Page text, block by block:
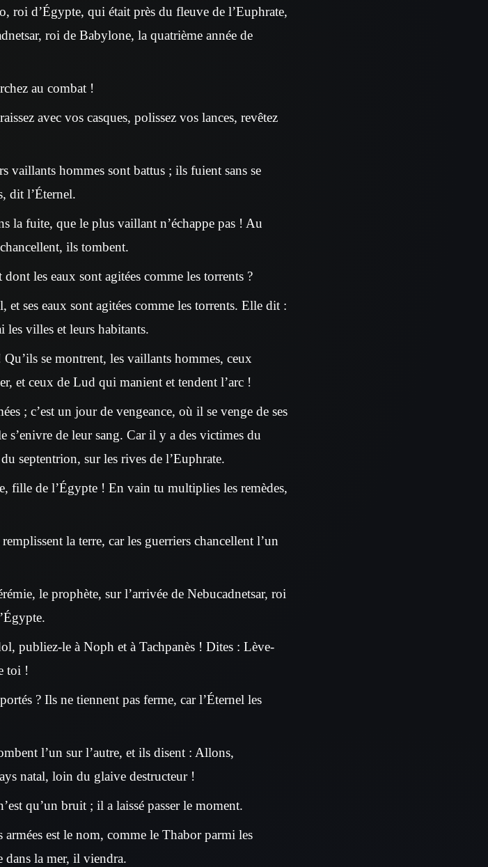
roi d’Égypte, qui était près du fleuve de l’Euphrate,
roi de Babylone, la quatrième année de
au combat !
avec vos casques, polissez vos lances, revêtez
vaillants hommes sont battus ; ils fuient sans se
dit l’Éternel.
la fuite, que le plus vaillant n’échappe pas ! Au
ils tombent.
les eaux sont agitées comme les torrents ?
et ses eaux sont agitées comme les torrents. Elle dit :
les villes et leurs habitants.
se montrent, les vaillants hommes, ceux
et ceux de Lud qui manient et tendent l’arc !
; c’est un jour de vengeance, où il se venge de ses
s’enivre de leur sang. Car il y a des victimes du
septentrion, sur les rives de l’Euphrate.
fille de l’Égypte ! En vain tu multiplies les remèdes,
la terre, car les guerriers chancellent l’un
le prophète, sur l’arrivée de Nebucadnetsar, roi
publiez-le à Noph et à Tachpanès ! Dites : Lève-
toi !
? Ils ne tiennent pas ferme, car l’Éternel les
l’un sur l’autre, et ils disent : Allons,
natal, loin du glaive destructeur !
qu’un bruit ; il a laissé passer le moment.
est le nom, comme le Thabor parmi les
dans la mer, il viendra.